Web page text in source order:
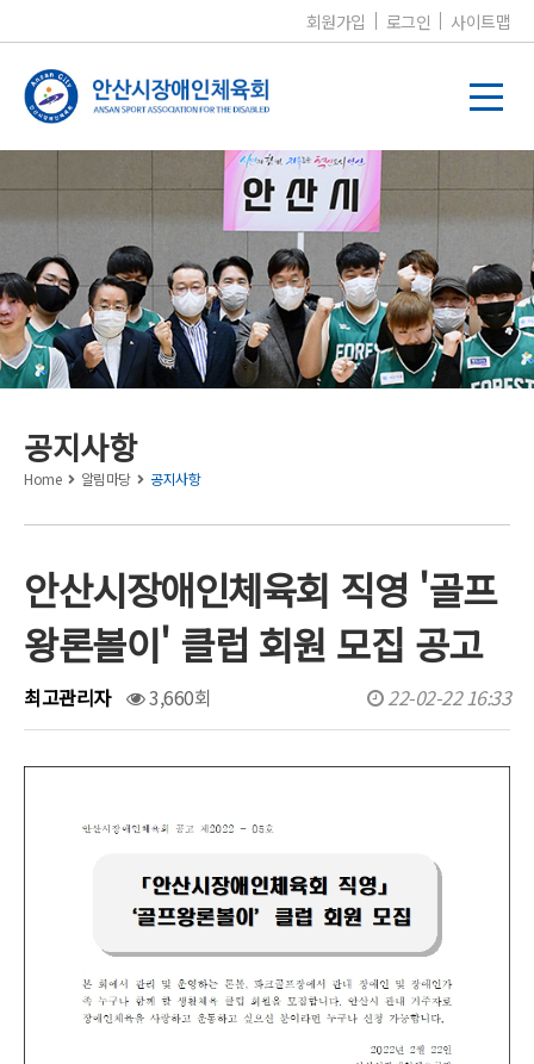
회원가입 로그인 사이트맵
알림마당
공지사항
행사/대회일정
문서자료실
보도자료
공지사항
Home 알림마당 공지사항
안산시장애인체육회 직영 '골프
왕론볼이' 클럽 회원 모집 공고
최고관리자 3,660회 22-02-22 16:33